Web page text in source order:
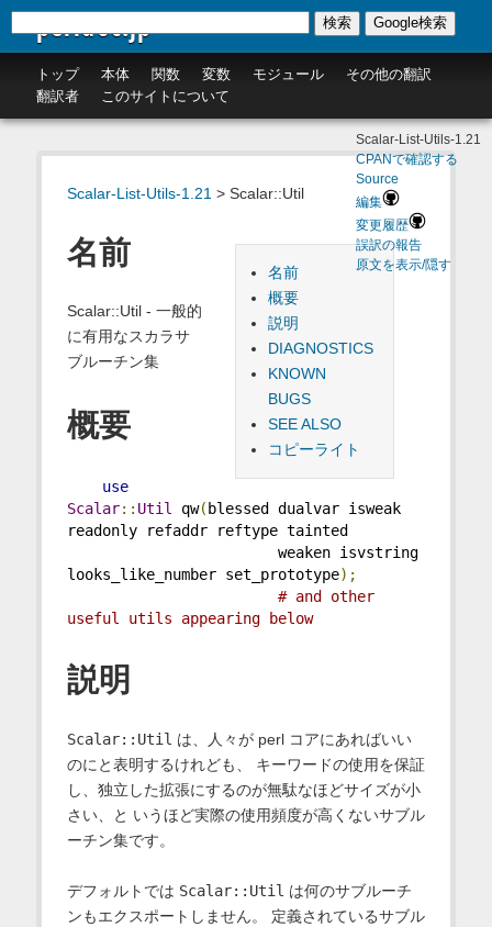
perldoc.jp
トップ 本体 関数 変数 モジュール
その他の翻訳
翻訳者
このサイトについて
検索 Google検索
Scalar-List-Utils-1.21 > Scalar::Util
Scalar-List-Utils-1.21
CPANで確認する
Source
編集
変更履歴
誤訳の報告
原文を表示/隠す
名前
概要
説明
DIAGNOSTICS
KNOWN
BUGS
SEE ALSO
コピーライト
名前
Scalar::Util - 一般的
に有用なスカラサ
ブルーチン集
概要
use
Scalar:: Util qw( blessed dualvar isweak
readonly refaddr reftype tainted
weaken isvstring
looks_like_number set_prototype);
# and other
useful utils appearing below
説明
Scalar::Util は、人々が perl コアにあればいい
のにと表明するけれども、 キーワードの使用を保証
し、独立した拡張にするのが無駄なほどサイズが小
さい、と いうほど実際の使用頻度が高くないサブル
ーチン集です。
デフォルトでは Scalar::Util は何のサブルーチ
ンもエクスポートしません。 定義されているサブル